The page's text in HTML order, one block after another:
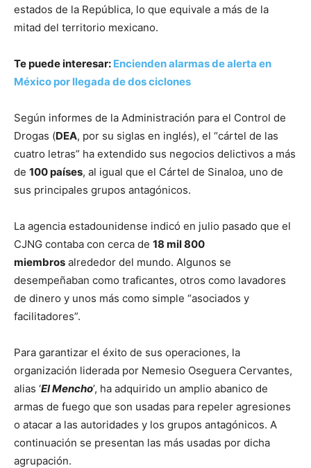
estados de la República, lo que equivale a más de la
mitad del territorio mexicano.
Te puede interesar: Encienden alarmas de alerta en
México por llegada de dos ciclones
Según informes de la Administración para el Control de
Drogas (DEA, por su siglas en inglés), el “cártel de las
cuatro letras” ha extendido sus negocios delictivos a más
de 100 países, al igual que el Cártel de Sinaloa, uno de
sus principales grupos antagónicos.
La agencia estadounidense indicó en julio pasado que el
CJNG contaba con cerca de 18 mil 800
miembros alrededor del mundo. Algunos se
desempeñaban como traficantes, otros como lavadores
de dinero y unos más como simple “asociados y
facilitadores”.
Para garantizar el éxito de sus operaciones, la
organización liderada por Nemesio Oseguera Cervantes,
alias ‘El Mencho’, ha adquirido un amplio abanico de
armas de fuego que son usadas para repeler agresiones
o atacar a las autoridades y los grupos antagónicos. A
continuación se presentan las más usadas por dicha
agrupación.